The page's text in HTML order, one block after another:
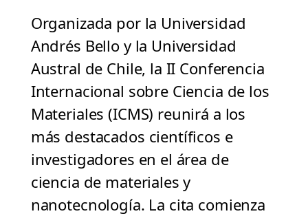
Organizada por la Universidad
Andrés Bello y la Universidad
Austral de Chile, la II Conferencia
Internacional sobre Ciencia de los
Materiales (ICMS) reunirá a los
más destacados científicos e
investigadores en el área de
ciencia de materiales y
nanotecnología. La cita comienza